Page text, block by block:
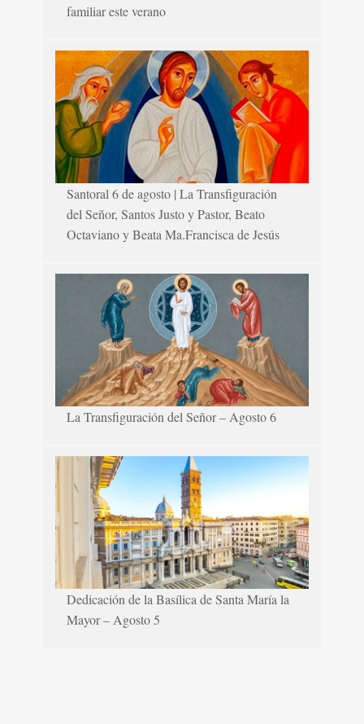
familiar este verano
Santoral 6 de agosto | La Transfiguración
del Señor, Santos Justo y Pastor, Beato
Octaviano y Beata Ma.Francisca de Jesús
La Transfiguración del Señor – Agosto 6
Dedicación de la Basílica de Santa María la
Mayor – Agosto 5